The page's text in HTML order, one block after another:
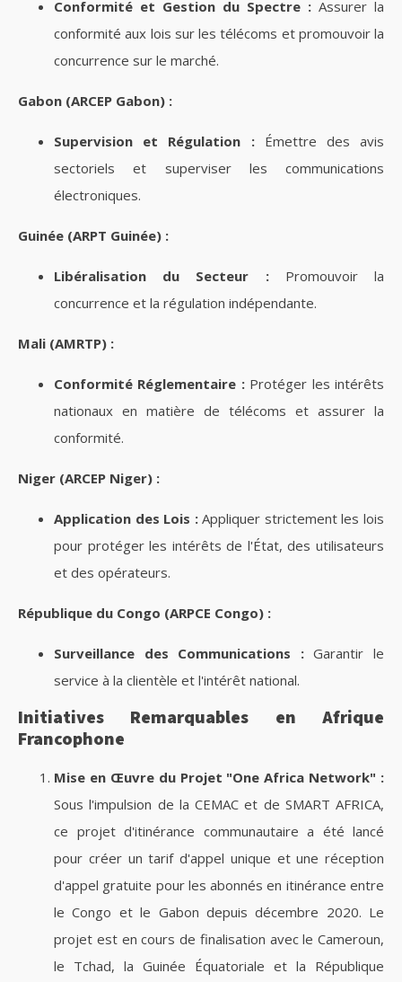
Conformité et Gestion du Spectre : Assurer la
conformité aux lois sur les télécoms et promouvoir la
concurrence sur le marché.
Gabon (ARCEP Gabon) :
Supervision et Régulation :Émettre des avis
sectoriels et superviser les communications
électroniques.
Guinée (ARPT Guinée) :
Libéralisation du Secteur :Promouvoir la
concurrence et la régulation indépendante.
Mali (AMRTP) :
Conformité Réglementaire :Protéger les intérêts
nationaux en matière de télécoms et assurer la
conformité.
Niger (ARCEP Niger) :
Application des Lois :Appliquer strictement les lois
pour protéger les intérêts de l'État, des utilisateurs
et des opérateurs.
République du Congo (ARPCE Congo) :
Surveillance des Communications :Garantir le
service à la clientèle et l'intérêt national.
Initiatives Remarquables en Afrique
Francophone
Mise en Œuvre du Projet "One Africa Network" :
Sous l'impulsion de la CEMAC et de SMART AFRICA,
ce projet d'itinérance communautaire a été lancé
pour créer un tarif d'appel unique et une réception
d'appel gratuite pour les abonnés en itinérance entre
le Congo et le Gabon depuis décembre 2020. Le
projet est en cours de finalisation avec le Cameroun,
le Tchad, la Guinée Équatoriale et la République